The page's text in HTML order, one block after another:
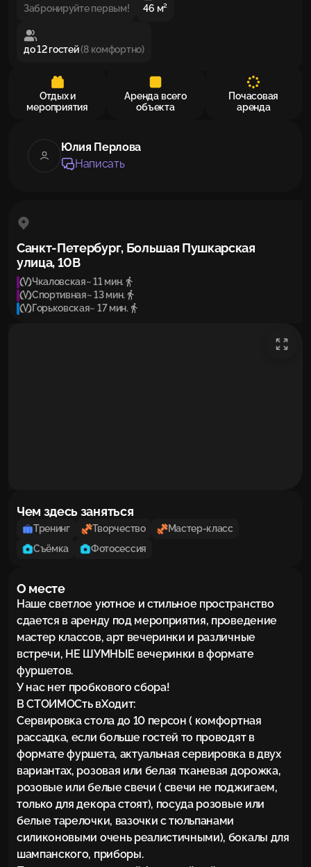
Забронируйте первым! 46 м²
до 12 гостей(8 комфортно)
Отдых и
мероприятия
Аренда всего
объекта
Почасовая
аренда
Юлия Перлова
Написать
Санкт-Петербург, Большая Пушкарская
улица, 10В
Чкаловская~ 11 мин.
Спортивная~ 13 мин.
Горьковская~ 17 мин.
Чем здесь заняться
Тренинг Творчество
Мастер-класс
Съёмка
Фотосессия
О месте
Наше светлое уютное и стильное пространство
сдается в аренду под мероприятия, проведение
мастер классов, арт вечеринки и различные
встречи, НЕ ШУМНЫЕ вечеринки в формате
фуршетов.
У нас нет пробкового сбора!
В СТОИМОСть вХодит:
Сервировка стола до 10 персон ( комфортная
рассадка, если больше гостей то проводят в
формате фуршета, актуальная сервировка в двух
вариантах, розовая или белая тканевая дорожка,
розовые или белые свечи ( свечи не поджигаем,
только для декора стоят), посуда розовые или
белые тарелочки, вазочки с тюльпанами
силиконовыми очень реалистичными), бокалы для
шампанского, приборы.